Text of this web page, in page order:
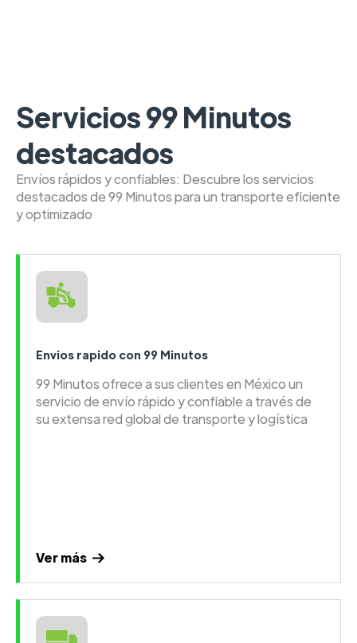
Servicios 99 Minutos
destacados
Envíos rápidos y confiables: Descubre los servicios
destacados de 99 Minutos para un transporte eficiente
y optimizado
Envios rapido con 99 Minutos
99 Minutos ofrece a sus clientes en México un
servicio de envío rápido y confiable a través de
su extensa red global de transporte y logística
Ver más